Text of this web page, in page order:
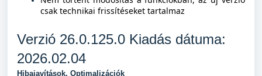
csak technikai frissítéseket tartalmaz
Verzió 26.0.125.0 Kiadás dátuma:
2026.02.04
Hibajavítások, Optimalizációk